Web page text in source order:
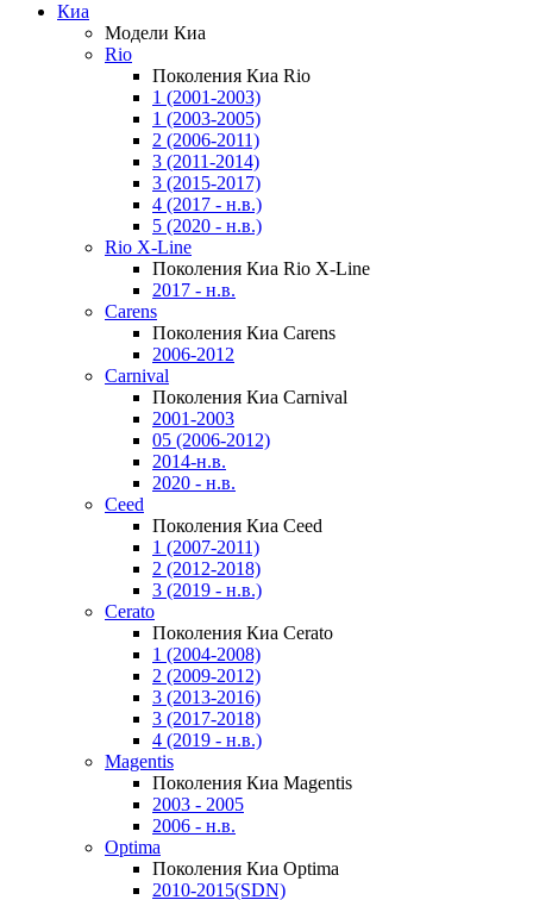
Киа
Модели Киа
Rio
Поколения Киа Rio
1 (2001-2003)
1 (2003-2005)
2 (2006-2011)
3 (2011-2014)
3 (2015-2017)
4 (2017 - н.в.)
5 (2020 - н.в.)
Rio X-Line
Поколения Киа Rio X-Line
2017 - н.в.
Carens
Поколения Киа Carens
2006-2012
Carnival
Поколения Киа Carnival
2001-2003
05 (2006-2012)
2014-н.в.
2020 - н.в.
Ceed
Поколения Киа Ceed
1 (2007-2011)
2 (2012-2018)
3 (2019 - н.в.)
Cerato
Поколения Киа Cerato
1 (2004-2008)
2 (2009-2012)
3 (2013-2016)
3 (2017-2018)
4 (2019 - н.в.)
Magentis
Поколения Киа Magentis
2003 - 2005
2006 - н.в.
Optima
Поколения Киа Optima
2010-2015(SDN)